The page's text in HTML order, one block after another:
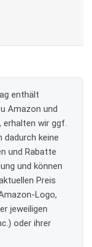
enthält
Amazon und
erhalten wir ggf.
dadurch keine
und Rabatte
und können
Preis
Logo,
jeweiligen
oder ihrer